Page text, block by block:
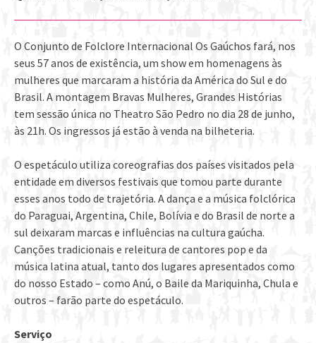
O Conjunto de Folclore Internacional Os Gaúchos fará, nos
seus 57 anos de existência, um show em homenagens às
mulheres que marcaram a história da América do Sul e do
Brasil. A montagem Bravas Mulheres, Grandes Histórias
tem sessão única no Theatro São Pedro no dia 28 de junho,
às 21h. Os ingressos já estão à venda na bilheteria.
O espetáculo utiliza coreografias dos países visitados pela
entidade em diversos festivais que tomou parte durante
esses anos todo de trajetória. A dança e a música folclórica
do Paraguai, Argentina, Chile, Bolívia e do Brasil de norte a
sul deixaram marcas e influências na cultura gaúcha.
Canções tradicionais e releitura de cantores pop e da
música latina atual, tanto dos lugares apresentados como
do nosso Estado – como Anú, o Baile da Mariquinha, Chula e
outros – farão parte do espetáculo.
Serviço